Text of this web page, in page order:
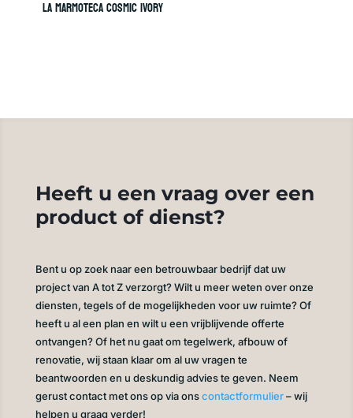
LA MARMOTECA COSMIC IVORY
Heeft u een vraag over een
product of dienst?
Bent u op zoek naar een betrouwbaar bedrijf dat uw
project van A tot Z verzorgt? Wilt u meer weten over onze
diensten, tegels of de mogelijkheden voor uw ruimte? Of
heeft u al een plan en wilt u een vrijblijvende offerte
ontvangen? Of het nu gaat om tegelwerk, afbouw of
renovatie, wij staan klaar om al uw vragen te
beantwoorden en u deskundig advies te geven. Neem
gerust contact met ons op via onscontactformulier– wij
helpen u graag verder!